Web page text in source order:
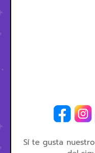
Sí te gusta